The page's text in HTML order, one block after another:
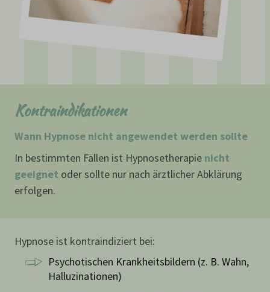
Kontraindikationen
Wann Hypnose nicht angewendet werden sollte
In bestimmten Fällen ist Hypnosetherapie nicht
geeignet oder sollte nur nach ärztlicher Abklärung
erfolgen.
Hypnose ist kontraindiziert bei:
Psychotischen Krankheitsbildern (z. B. Wahn,
Halluzinationen)